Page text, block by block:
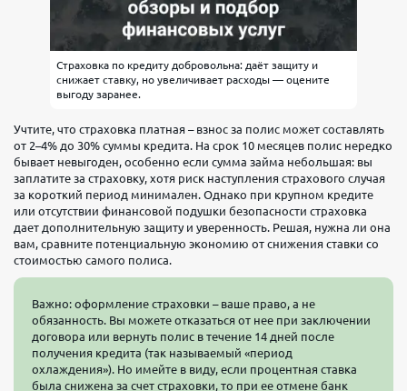
Страховка по кредиту добровольна: даёт защиту и
снижает ставку, но увеличивает расходы — оцените
выгоду заранее.
Учтите, что страховка платная – взнос за полис может составлять
от 2–4% до 30% суммы кредита. На срок 10 месяцев полис нередко
бывает невыгоден, особенно если сумма займа небольшая: вы
заплатите за страховку, хотя риск наступления страхового случая
за короткий период минимален. Однако при крупном кредите
или отсутствии финансовой подушки безопасности страховка
дает дополнительную защиту и уверенность. Решая, нужна ли она
вам, сравните потенциальную экономию от снижения ставки со
стоимостью самого полиса.
Важно: оформление страховки – ваше право, а не
обязанность. Вы можете отказаться от нее при заключении
договора или вернуть полис в течение 14 дней после
получения кредита (так называемый «период
охлаждения»). Но имейте в виду, если процентная ставка
была снижена за счет страховки, то при ее отмене банк